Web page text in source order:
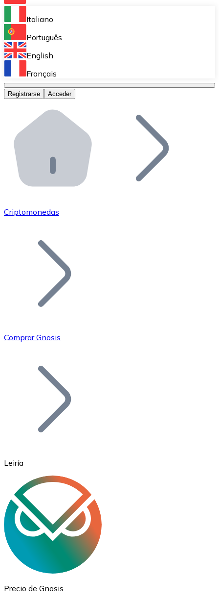
Bitnovo Ramp
Integra nuestra solución en tu plataforma.
Bitnovo Giftcards
Bitnovo OTC
Bitnovo ATM
Integra un ATM Bitnovo en tu negocio y permite que
Bitnovo API
Integra nuestra API en tu ecosistema.
Únete a nuestra red de distribuidores.
Añade tu proyecto a nuestro ecosistema.
Bitcoin
Ethereum
ETH
Italiano
Português
English
Français
Registrarse Acceder
Criptomonedas
Comprar Gnosis
Leiría
Precio de Gnosis